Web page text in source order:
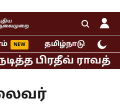
தமிழ்நாடு
பிரதீவ் ராவத்